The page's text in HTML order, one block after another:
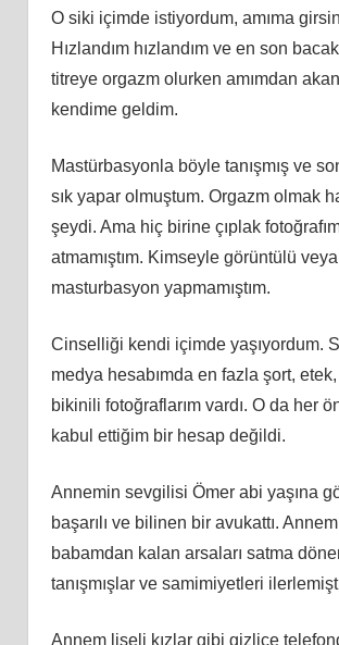
O siki içimde istiyordum, amıma
Hızlandım hızlandım ve en son
titreye orgazm olurken amımdan
kendime geldim.
Mastürbasyonla böyle tanışmış ve
sık yapar olmuştum. Orgazm olmak
şeydi. Ama hiç birine çıplak
atmamıştım. Kimseyle görüntülü
masturbasyon yapmamıştım.
Cinselliği kendi içimde yaşıyordum.
medya hesabımda en fazla şort,
bikinili fotoğraflarım vardı. O da her
kabul ettiğim bir hesap değildi.
Annemin sevgilisi Ömer abi yaşına
başarılı ve bilinen bir avukattı.
babamdan kalan arsaları satma
tanışmışlar ve samimiyetleri
Annem liseli kızlar gibi gizlice